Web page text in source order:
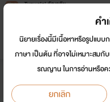
Tunwalai ธัญวลัย
หน้าแรก นิยาย อีบุ๊ก
ร้ายๆ.....กลายเ
คำ
นิยายเรื่องนี้มีเนื้อหาหรือรูปแบ
ภาษา เป็นต้น ที่อาจไม่เหมาะสม
รณญาน ในการอ่านหรือค
ยกเลิก